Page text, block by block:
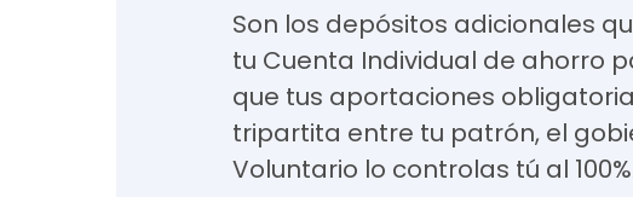
Son los depósitos adicionales
tu Cuenta Individual de ahorro
que tus aportaciones
tripartita entre tu patrón, el
Voluntario lo controlas tú al